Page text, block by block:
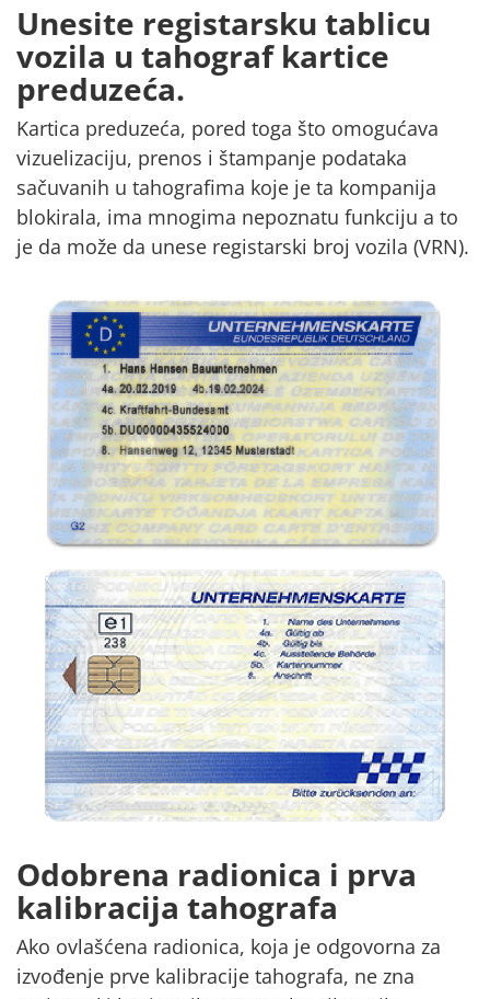
Unesite registarsku tablicu
vozila u tahograf kartice
preduzeća.
Kartica preduzeća, pored toga što omogućava
vizuelizaciju, prenos i štampanje podataka
sačuvanih u tahografima koje je ta kompanija
blokirala, ima mnogima nepoznatu funkciju a to
je da može da unese registarski broj vozila (VRN).
Odobrena radionica i prva
kalibracija tahografa
Ako ovlašćena radionica, koja je odgovorna za
izvođenje prve kalibracije tahografa, ne zna